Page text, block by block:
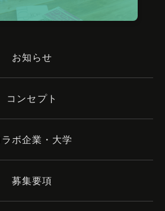
お知らせ
コンセプト
ラボ企業・大学
募集要項